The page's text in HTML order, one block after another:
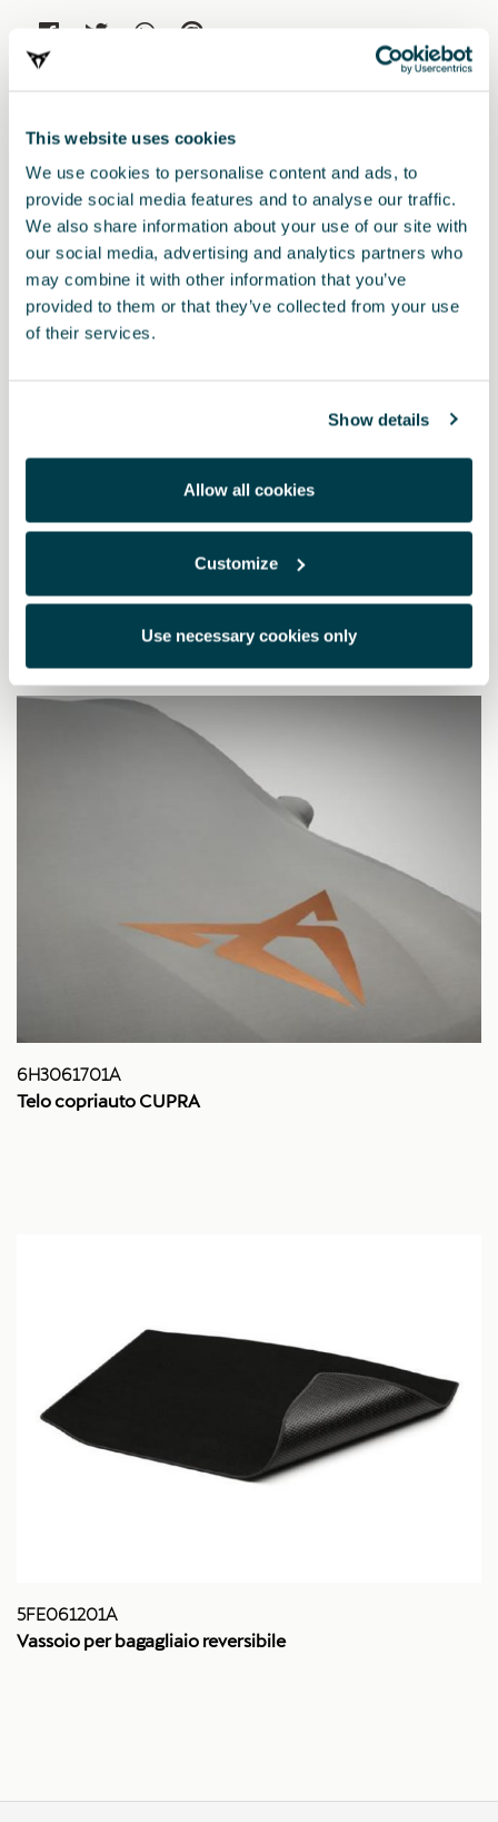
This website uses cookies
We use cookies to personalise content and ads, to
provide social media features and to analyse our traffic.
We also share information about your use of our site with
our social media, advertising and analytics partners who
may combine it with other information that you’ve
provided to them or that they’ve collected from your use
of their services.
Show details
Allow all cookies
Customize
Use necessary cookies only
5FE017221
6H3061701A
Telo copriauto CUPRA
5FE061201A
Vassoio per bagagliaio reversibile